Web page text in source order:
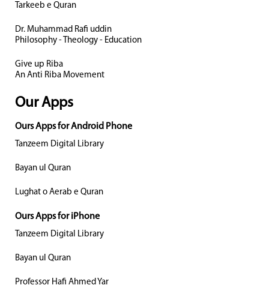
Tarkeeb e Quran
Dr. Muhammad Rafi uddin
Philosophy - Theology - Education
Give up Riba
An Anti Riba Movement
Our Apps
Ours Apps for Android Phone
Tanzeem Digital Library
Bayan ul Quran
Lughat o Aerab e Quran
Ours Apps for iPhone
Tanzeem Digital Library
Bayan ul Quran
Professor Hafi Ahmed Yar